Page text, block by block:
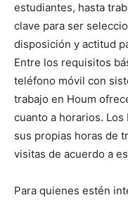
estudiantes, hasta
clave para ser
disposición y actitud
Entre los requisitos
teléfono móvil con
trabajo en Houm
cuanto a horarios.
sus propias horas de
visitas de acuerdo a
Para quienes estén